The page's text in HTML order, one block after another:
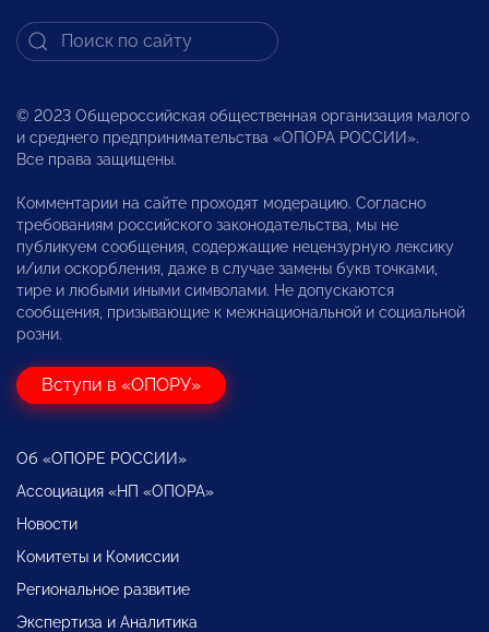
© 2023 Общероссийская общественная организация малого
и среднего предпринимательства «ОПОРА РОССИИ».
Все права защищены.
Комментарии на сайте проходят модерацию. Согласно
требованиям российского законодательства, мы не
публикуем сообщения, содержащие нецензурную лексику
и/или оскорбления, даже в случае замены букв точками,
тире и любыми иными символами. Не допускаются
сообщения, призывающие к межнациональной и социальной
розни.
Вступи в «ОПОРУ»
Об «ОПОРЕ РОССИИ»
Ассоциация «НП «ОПОРА»
Новости
Комитеты и Комиссии
Региональное развитие
Экспертиза и Аналитика